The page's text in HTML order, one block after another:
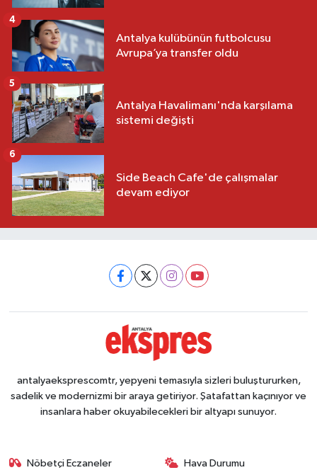
Antalya kulübünün futbolcusu
Avrupa’ya transfer oldu
4
Antalya Havalimanı'nda karşılama
sistemi değişti
5
Side Beach Cafe'de çalışmalar
devam ediyor
6
antalyaeksprescomtr, yepyeni temasıyla sizleri buluştururken,
sadelik ve modernizmi bir araya getiriyor. Şatafattan kaçınıyor ve
insanlara haber okuyabilecekleri bir altyapı sunuyor.
Nöbetçi Eczaneler Hava Durumu